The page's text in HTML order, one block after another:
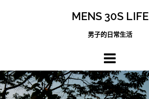
MENS 30S LIFE
男子的日常生活